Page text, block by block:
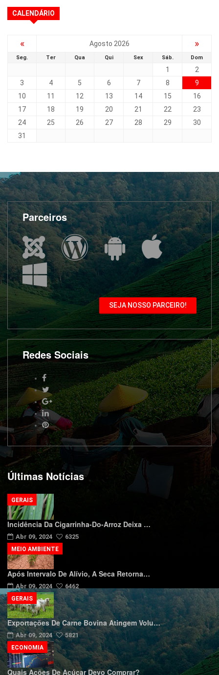
CALENDÁRIO
« Agosto 2026 »
Seg. Ter Qua Qui Sex Sáb. Dom
1
2
3
4 5 6 7 8
9
10
11 12 13 14 15
16
17
18 19 20 21 22
23
24
25 26 27 28 29
30
31
Parceiros
SEJA NOSSO PARCEIRO!
Redes Sociais
Últimas Notícias
Incidência Da Cigarrinha-Do-Arroz Deixa …
Abr 09, 2024 6325
GERAIS
Após Intervalo De Alívio, A Seca Retorna…
Abr 09, 2024 6462
MEIO AMBIENTE
Exportações De Carne Bovina Atingem Volu…
Abr 09, 2024 5821
GERAIS
Quais Ações De Açúcar Devo Comprar?
ECONOMIA